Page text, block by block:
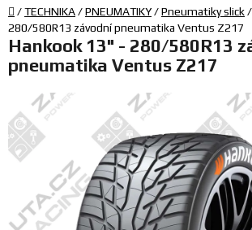
TECHNIKA
VYBAVENÍ
JEZDEC
TÝM
SERVIS
Domů
/TECHNIKA/PNEUMATIKY/Pneumatiky slick/
280/580R13 závodní pneumatika Ventus Z217
Hankook 13" - 280/580R13
pneumatika Ventus Z217